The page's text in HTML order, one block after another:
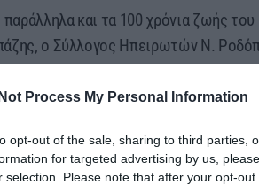
Process My Personal Information
opt-out of the sale, sharing to third parties,
for targeted advertising by us,
selection. Please note that after your opt-
και τα 100 χρόνια ζωής
ο Σύλλογος Ηπειρωτών Ν.
το 1926! Επίσης ο πρόεδρος έκανε
και ζήτησε την στήριξη των μελών
Μαρωνείας & Κομοτηνής, κ.κ.